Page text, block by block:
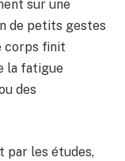
sur une
de petits gestes
corps finit
la fatigue
des
par les études,